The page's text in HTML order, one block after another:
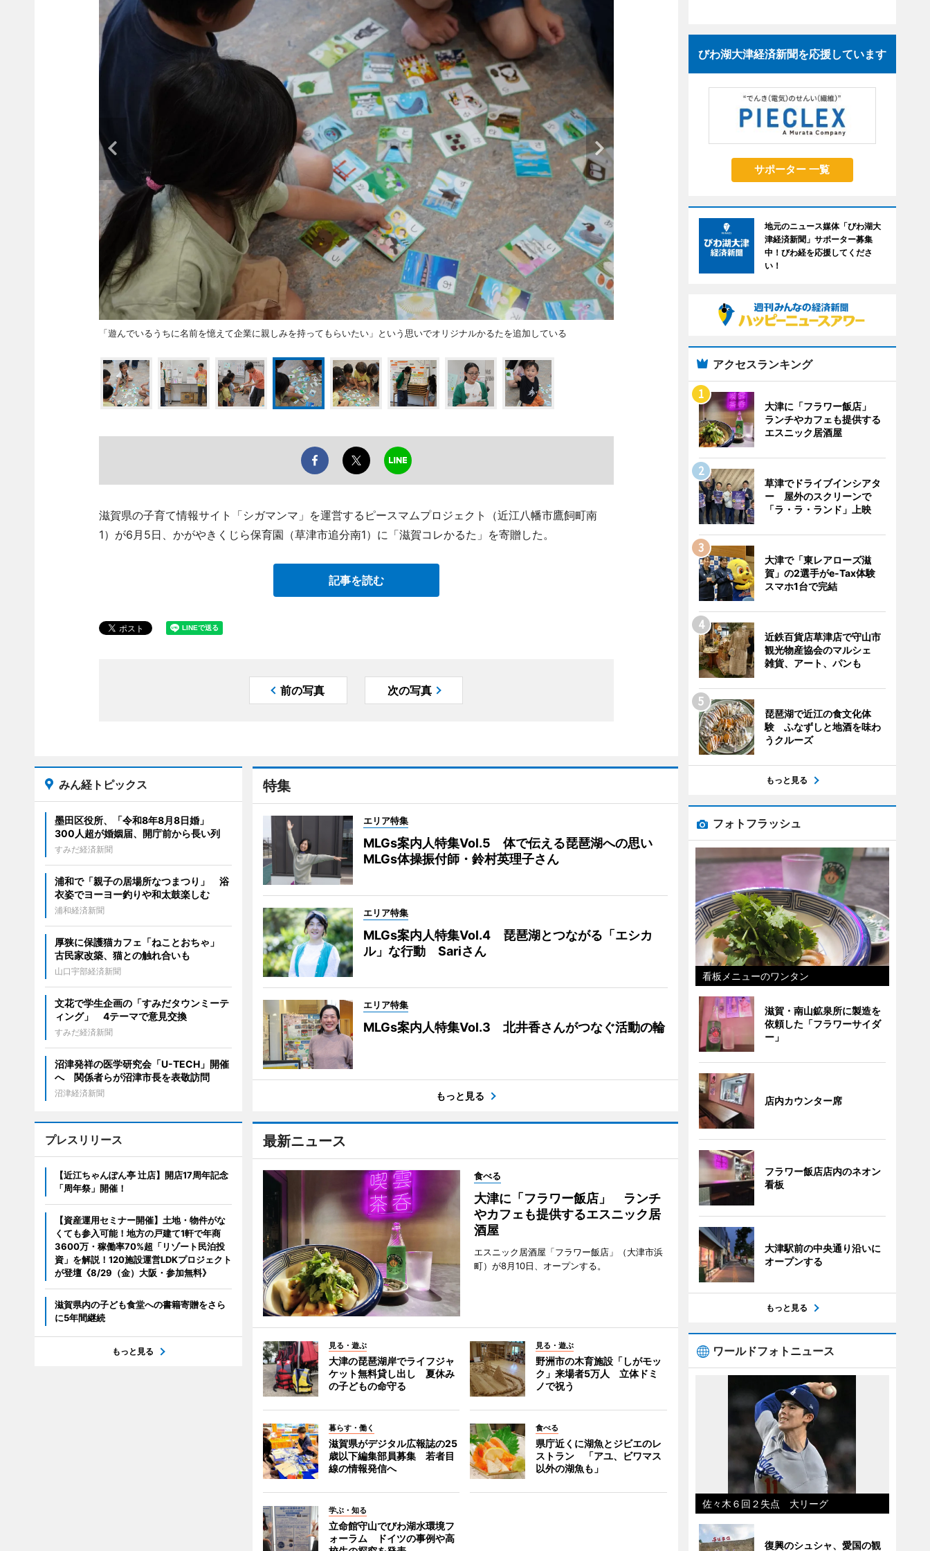
「遊んでいるうちに名前を憶えて企業に親しみを持ってもらいたい」という思いでオリジナルかるたを追加している
滋賀県の子育て情報サイト「シガマンマ」を運営するピースマムプロジェクト（近江八幡市鷹飼町南
1）が6月5日、かがやきくじら保育園（草津市追分南1）に「滋賀コレかるた」を寄贈した。
記事を読む
前の写真 次の写真
特集
エリア特集
MLGs案内人特集Vol.5 体で伝える琵琶湖への思い
MLGs体操振付師・鈴村英理子さん
エリア特集
MLGs案内人特集Vol.4 琵琶湖とつながる「エシカ
ル」な行動 Sariさん
エリア特集
MLGs案内人特集Vol.3 北井香さんがつなぐ活動の輪
もっと見る
最新ニュース
食べる
大津に「フラワー飯店」 ランチ
やカフェも提供するエスニック居
酒屋
エスニック居酒屋「フラワー飯店」（大津市浜
町）が8月10日、オープンする。
見る・遊ぶ
大津の琵琶湖岸でライフジャ
ケット無料貸し出し 夏休み
の子どもの命守る
見る・遊ぶ
野洲市の木育施設「しがモッ
ク」来場者5万人 立体ドミ
ノで祝う
暮らす・働く
滋賀県がデジタル広報誌の25
歳以下編集部員募集 若者目
線の情報発信へ
食べる
県庁近くに湖魚とジビエのレ
ストラン 「アユ、ビワマス
以外の湖魚も」
学ぶ・知る
立命館守山でびわ湖水環境フ
ォーラム ドイツの事例や高
みん経トピックス
墨田区役所、「令和8年8月8日婚」
300人超が婚姻届、開庁前から長い列
すみだ経済新聞
浦和で「親子の居場所なつまつり」 浴
衣姿でヨーヨー釣りや和太鼓楽しむ
浦和経済新聞
厚狭に保護猫カフェ「ねことおちゃ」
古民家改築、猫との触れ合いも
山口宇部経済新聞
文花で学生企画の「すみだタウンミーテ
ィング」 4テーマで意見交換
すみだ経済新聞
沼津発祥の医学研究会「U-TECH」開催
へ 関係者らが沼津市長を表敬訪問
沼津経済新聞
プレスリリース
【近江ちゃんぽん亭 辻店】開店17周年記念
「周年祭」開催！
【資産運用セミナー開催】土地・物件がな
くても参入可能！地方の戸建て1軒で年商
3600万・稼働率70%超「リゾート民泊投
資」を解説！120施設運営LDKプロジェクト
が登壇《8/29（金）大阪・参加無料》
滋賀県内の子ども食堂への書籍寄贈をさら
に5年間継続
もっと見る
びわ湖大津経済新聞を応援しています
サポーター 一覧
地元のニュース媒体「びわ湖大
津経済新聞」サポーター募集
中！びわ経を応援してくださ
い！
アクセスランキング
大津に「フラワー飯店」
ランチやカフェも提供する
エスニック居酒屋
草津でドライブインシアタ
ー 屋外のスクリーンで
「ラ・ラ・ランド」上映
大津で「東レアローズ滋
賀」の2選手がe-Tax体験
スマホ1台で完結
近鉄百貨店草津店で守山市
観光物産協会のマルシェ
雑貨、アート、パンも
琵琶湖で近江の食文化体
験 ふなずしと地酒を味わ
うクルーズ
もっと見る
フォトフラッシュ
看板メニューのワンタン
滋賀・南山鉱泉所に製造を
依頼した「フラワーサイダ
ー」
店内カウンター席
フラワー飯店店内のネオン
看板
大津駅前の中央通り沿いに
オープンする
もっと見る
ワールドフォトニュース
佐々木６回２失点 大リーグ
復興のシュシャ、愛国の観